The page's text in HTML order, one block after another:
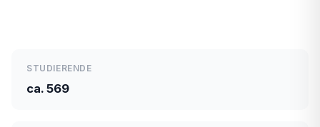
STUDIERENDE
ca. 569